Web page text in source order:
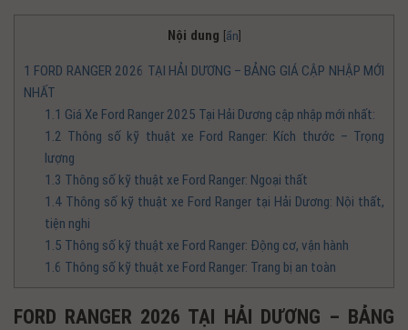
Nội dung [ẩn]
1 FORD RANGER 2026 TẠI HẢI DƯƠNG – BẢNG GIÁ CẬP NHẬP MỚI
NHẤT
1.1 Giá Xe Ford Ranger 2025 Tại Hải Dương cập nhập mới nhất:
1.2 Thông số kỹ thuật xe Ford Ranger: Kích thước – Trọng
lượng
1.3 Thông số kỹ thuật xe Ford Ranger: Ngoại thất
1.4Thông số kỹ thuật xe Ford Ranger tại Hải Dương: Nội thất,
tiện nghi
1.5 Thông số kỹ thuật xe Ford Ranger: Động cơ, vận hành
1.6 Thông số kỹ thuật xe Ford Ranger: Trang bị an toàn
FORD RANGER 2026 TẠI HẢI DƯƠNG – BẢNG